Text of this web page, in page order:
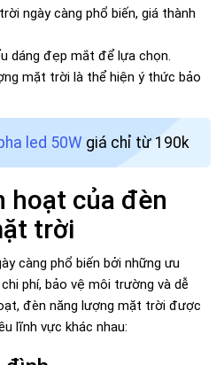
ngày càng phổ biến, giá thành
dáng đẹp mắt để lựa chọn.
mặt trời là thể hiện ý thức bảo
led 50W giá chỉ từ 190k
hoạt của đèn
trời
càng phổ biến bởi những ưu
phí, bảo vệ môi trường và dễ
đèn năng lượng mặt trời được
lĩnh vực khác nhau: